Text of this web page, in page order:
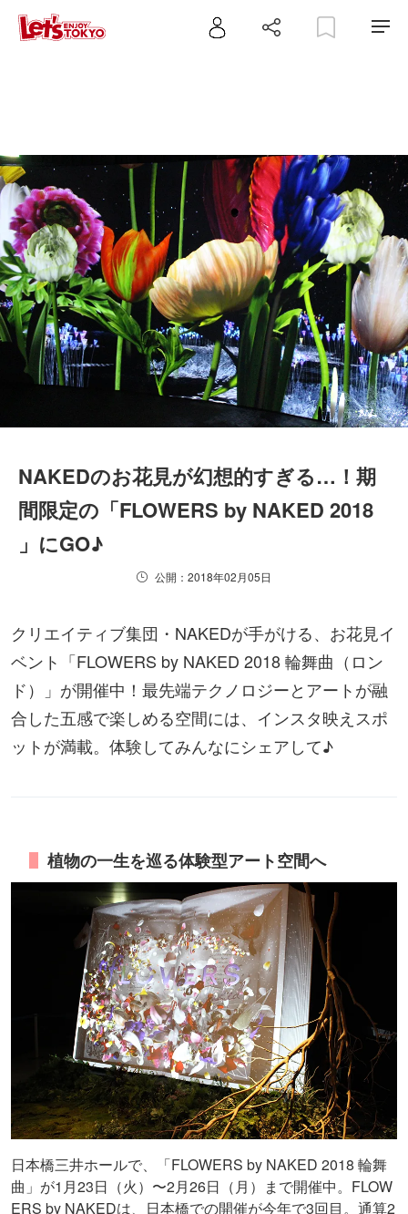
NAKEDのお花見が幻想的すぎる…！期
間限定の「FLOWERS by NAKED 2018
」にGO♪
公開：2018年02月05日
クリエイティブ集団・NAKEDが手がける、お花見イ
ベント「FLOWERS by NAKED 2018 輪舞曲（ロン
ド）」が開催中！最先端テクノロジーとアートが融
合した五感で楽しめる空間には、インスタ映えスポ
ットが満載。体験してみんなにシェアして♪
植物の一生を巡る体験型アート空間へ
日本橋三井ホールで、「FLOWERS by NAKED 2018 輪舞
曲」が1月23日（火）〜2月26日（月）まで開催中。FLOW
ERS by NAKEDは、日本橋での開催が今年で3回目。通算2